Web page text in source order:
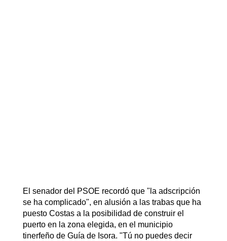
El senador del PSOE recordó que "la adscripción
se ha complicado", en alusión a las trabas que ha
puesto Costas a la posibilidad de construir el
puerto en la zona elegida, en el municipio
tinerfeño de Guía de Isora. "Tú no puedes decir